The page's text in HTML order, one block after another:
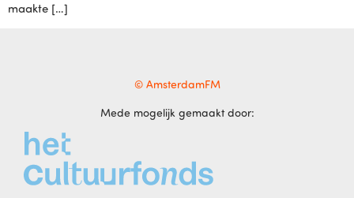
maakte […]
© AmsterdamFM
Mede mogelijk gemaakt door: